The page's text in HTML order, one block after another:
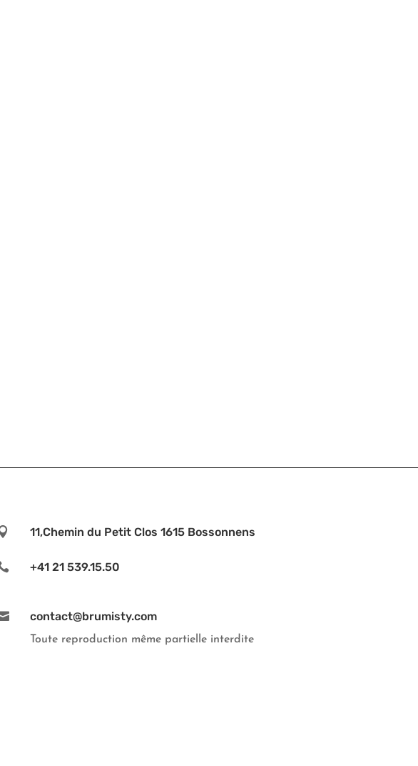
11,Chemin du Petit Clos 1615 Bossonnens
+41 21 539.15.50
contact@brumisty.com
Toute reproduction même partielle interdite